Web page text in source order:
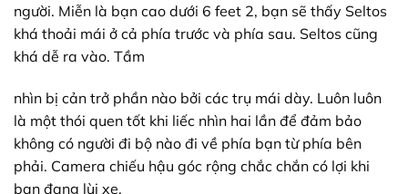
người. Miễn là bạn cao dưới 6 feet 2, bạn sẽ thấy Seltos
khá thoải mái ở cả phía trước và phía sau. Seltos cũng
khá dễ ra vào. Tầm
nhìn bị cản trở phần nào bởi các trụ mái dày. Luôn luôn
là một thói quen tốt khi liếc nhìn hai lần để đảm bảo
không có người đi bộ nào đi về phía bạn từ phía bên
phải. Camera chiếu hậu góc rộng chắc chắn có lợi khi
bạn đang lùi xe.